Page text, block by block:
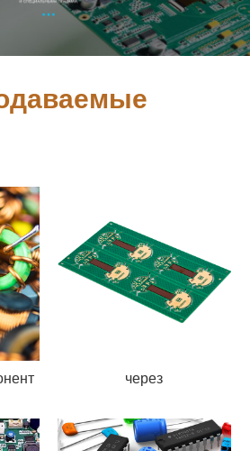
через